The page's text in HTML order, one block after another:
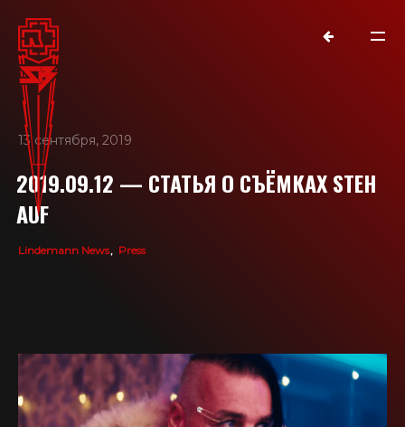
NEWS
RAMMSTEIN
13 сентября, 2019
2019.09.12 — СТАТЬЯ О СЪЁМКАХ STEH
AUF
Lindemann News Press